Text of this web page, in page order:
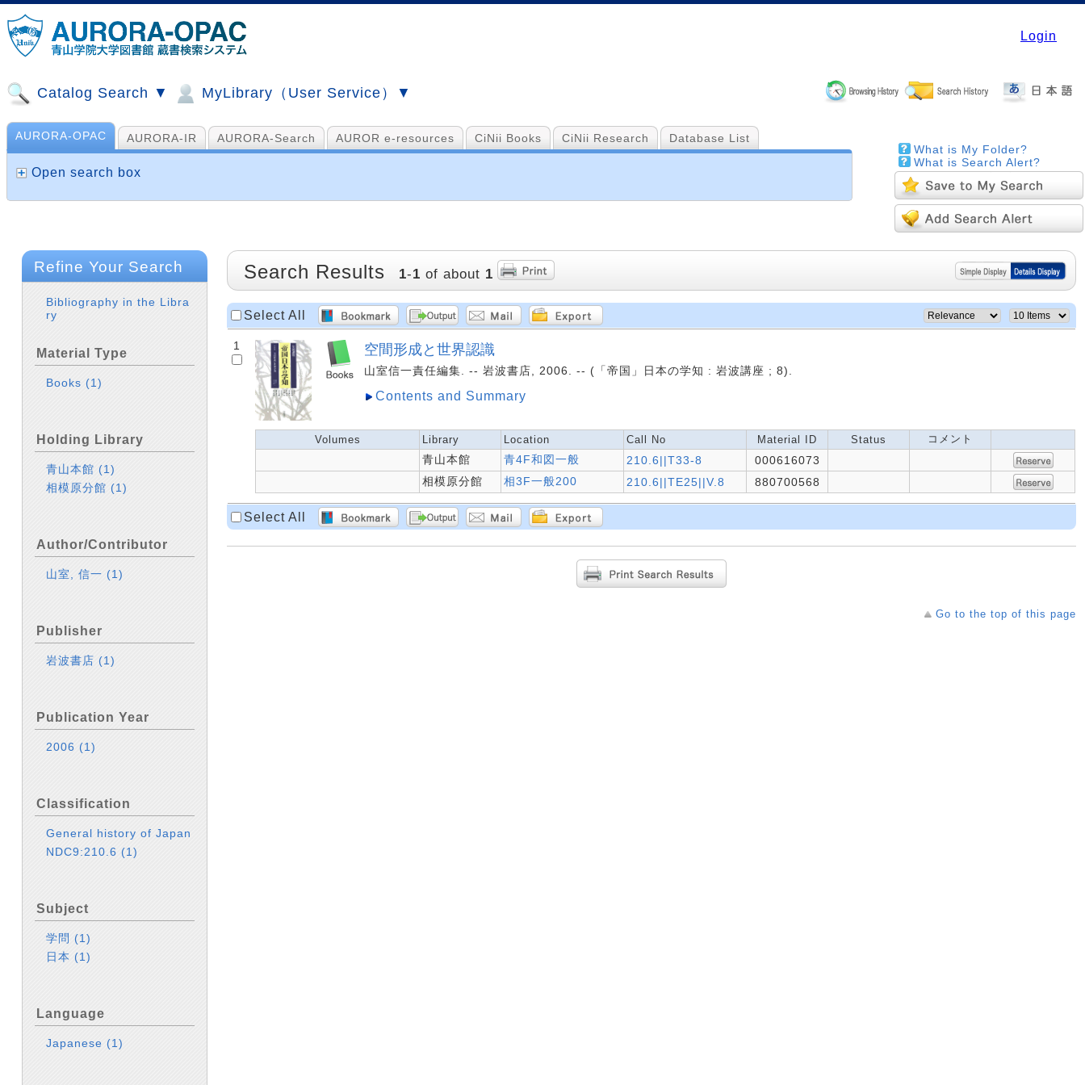
Login
Catalog Search ▼ MyLibrary（User Service）▼
What is My Folder?
What is Search Alert?
AURORA-OPAC AURORA-IR AURORA-Search AUROR e-resources CiNii Books CiNii Research Database List
山手コンソ、NDL他
Open search box
Refine Your Search
Bibliography in the Libra
ry
Material Type
Books(1)
Holding Library
青山本館(1)
相模原分館 (1)
Author/Contributor
山室, 信一(1)
Publisher
岩波書店(1)
Publication Year
2006(1)
Classification
General history of Japan
NDC9:210.6(1)
Subject
学問(1)
日本 (1)
Language
Japanese(1)
Search Results 1-1 of about 1
Select All
1 空間形成と世界認識
山室信一責任編集. -- 岩波書店, 2006. -- (「帝国」日本の学知 : 岩波講座 ; 8).
Contents and Summary
Volumes Library Location Call No Material ID Status コメント
青山本館 青4F和図一般 210.6||T33-8
000616073
相模原分館
相3F一般200 210.6||TE25||V.8 880700568
Select All
Go to the top of this page